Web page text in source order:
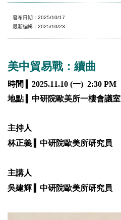
發布日期：2025/10/17
最新編輯：2025/10/23
美中貿易戰：續曲
時間
2025.11.10 (一) 2:30 PM
地點
中研院歐美所一樓會議室
主持人
林正義
中研院歐美所研究員
主講人
吳建輝
中研院歐美所研究員